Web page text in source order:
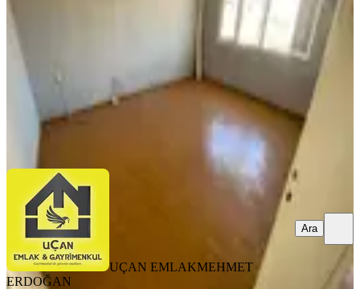
08.08.2026
UÇAN EMLAK MEHMET ERDOĞAN
UÇAN EMLAKMEHMET
ERDOĞAN
Ara